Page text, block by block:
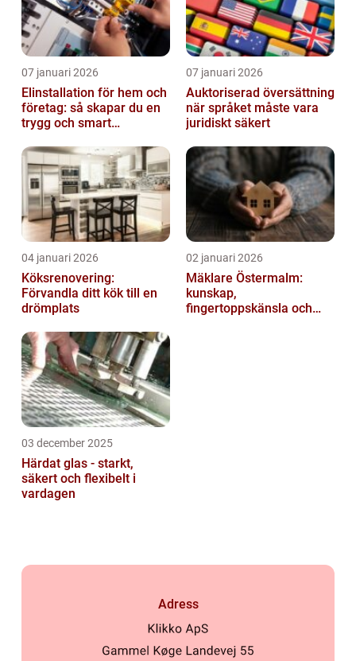
07 januari 2026
Elinstallation för hem och
företag: så skapar du en
trygg och smart
07 januari 2026
Auktoriserad översättning
när språket måste vara
juridiskt säkert
04 januari 2026
Köksrenovering:
Förvandla ditt kök till en
drömplats
02 januari 2026
Mäklare Östermalm:
kunskap,
fingertoppskänsla och
03 december 2025
Härdat glas - starkt,
säkert och flexibelt i
vardagen
Adress